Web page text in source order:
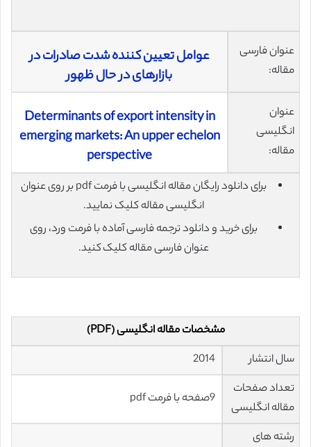
عنوان فارسی
مقاله:
عوامل تعیین کننده شدت صادرات در
بازارهای در حال ظهور
عنوان
انگلیسی
مقاله:
Determinants of export intensity in
emerging markets: An upper echelon
perspective
برای دانلود رایگان مقاله انگلیسی با فرمت pdf بر روی عنوان
انگلیسی مقاله کلیک نمایید.
برای خرید و دانلود ترجمه فارسی آماده با فرمت ورد، روی
عنوان فارسی مقاله کلیک کنید.
مشخصات مقاله انگلیسی (PDF)
سال انتشار
تعداد صفحات
مقاله انگلیسی
رشته های